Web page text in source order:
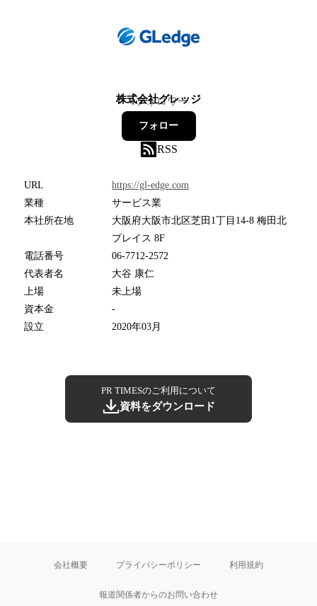
株式会社グレッジ
4フォロワー
フォロー
RSS
URL
https://gl-edge.com
業種
サービス業
本社所在地
大阪府大阪市北区芝田1丁目14-8 梅田北
プレイス 8F
電話番号
06-7712-2572
代表者名
大谷 康仁
上場
未上場
資本金
-
設立
2020年03月
PR TIMESのご利用について
資料をダウンロード
会社概要 プライバシーポリシー 利用規約
報道関係者からのお問い合わせ